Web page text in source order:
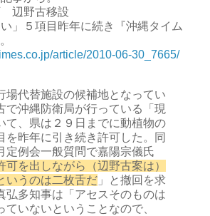
辺野古移設
」５項目昨年に続き『沖縄タイム
article/2010-06-30_7665/
場代替施設の候補地となってい
で沖縄防衛局が行っている「現
て、県は２９日までに動植物の
を昨年に引き続き許可した。同
定例会一般質問で嘉陽宗儀氏
可を出しながら（辺野古案は）
いうのは二枚舌だ 」と撤回を求
弘多知事は「アセスそのものは
ていないということなので、